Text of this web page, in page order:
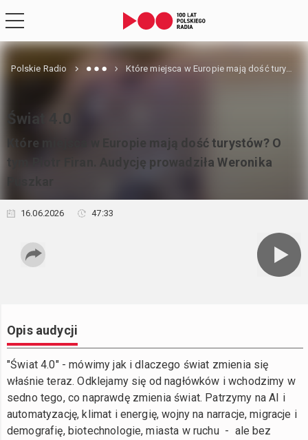
Polskie Radio Które miejsca w Europie mają dość turystów? O tym Piotr Firan. Audycję prowadziła Weronika Puszkar
Świat 4.0
Które miejsca w Europie mają dość turystów? O
tym Piotr Firan. Audycję prowadziła Weronika
16.06.2026 47:33
Opis audycji
"Świat 4.0" - mówimy jak i dlaczego świat zmienia się
właśnie teraz. Odklejamy się od nagłówków i wchodzimy w
sedno tego, co naprawdę zmienia świat. Patrzymy na AI i
automatyzację, klimat i energię, wojny na narracje, migracje i
demografię, biotechnologie, miasta w ruchu - ale bez